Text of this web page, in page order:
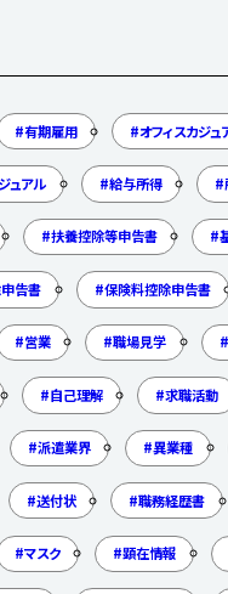
有期雇用 オフィスカジュ
ュアル 給与所得
扶養控除等申告書
告書 保険料控除申告書
営業 職場見学
自己理解 求職活動
派遣業界 異業種
送付状 職務経歴書
マスク 顕在情報